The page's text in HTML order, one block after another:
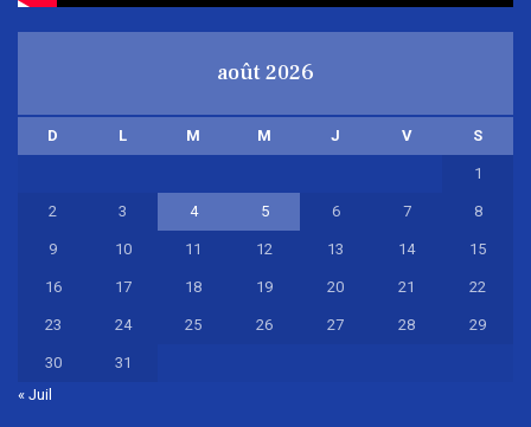
août 2026
D L M M J V S
1
2 3 4 5 6 7 8
9 10 11 12 13 14 15
16 17 18 19 20 21 22
23 24 25 26 27 28 29
30
31
« Juil